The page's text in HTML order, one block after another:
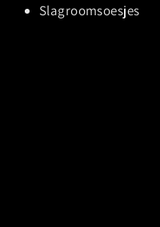
Slagroomsoesjes